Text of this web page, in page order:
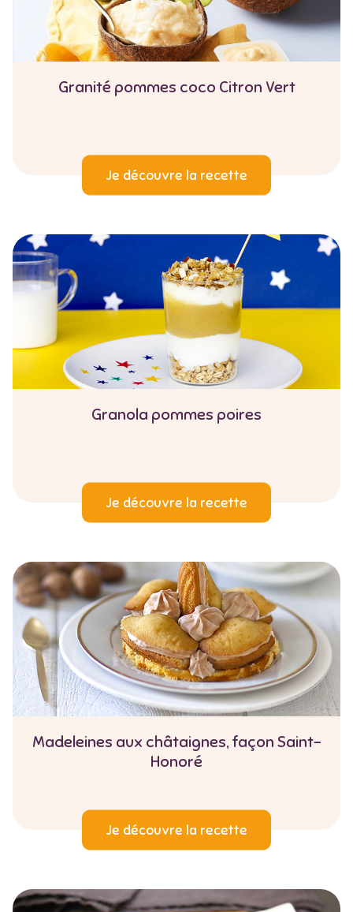
Granité pommes coco Citron Vert
Je découvre la recette
Granola pommes poires
Je découvre la recette
Madeleines aux châtaignes, façon Saint-
Honoré
Je découvre la recette